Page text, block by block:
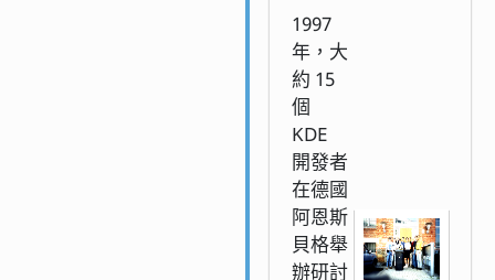
1997
年，大
約 15
個
KDE
開發者
在德國
阿恩斯
貝格舉
辦研討